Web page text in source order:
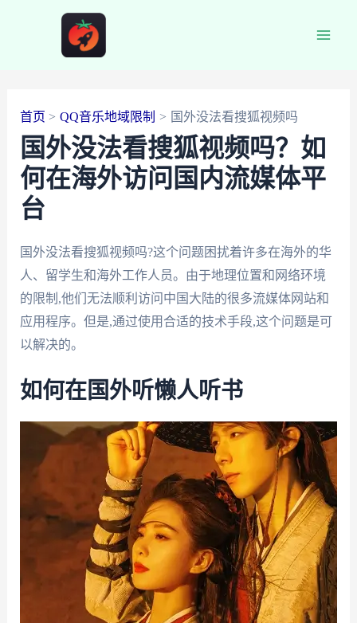
首页 QQ音乐地域限制 国外没法看搜狐视频吗
国外没法看搜狐视频吗？如
何在海外访问国内流媒体平
台
国外没法看搜狐视频吗?这个问题困扰着许多在海外的华
人、留学生和海外工作人员。由于地理位置和网络环境
的限制,他们无法顺利访问中国大陆的很多流媒体网站和
应用程序。但是,通过使用合适的技术手段,这个问题是可
以解决的。
如何在国外听懒人听书